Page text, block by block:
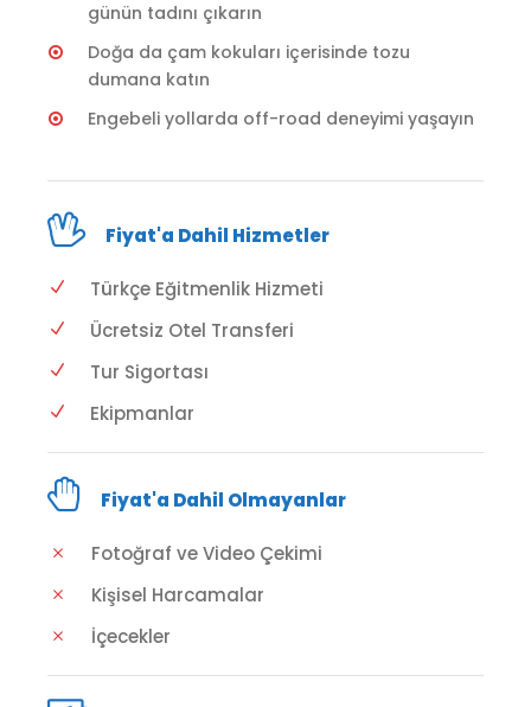
günün tadını çıkarın
Doğa da çam kokuları içerisinde tozu
dumana katın
Engebeli yollarda off-road deneyimi yaşayın
Fiyat'a Dahil Hizmetler
Türkçe Eğitmenlik Hizmeti
Ücretsiz Otel Transferi
Tur Sigortası
Ekipmanlar
Fiyat'a Dahil Olmayanlar
Fotoğraf ve Video Çekimi
Kişisel Harcamalar
İçecekler